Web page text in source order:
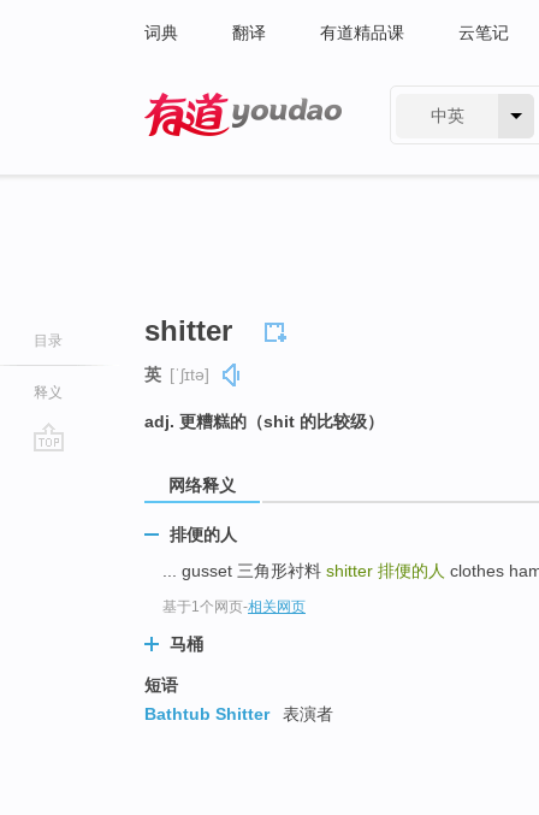
词典 翻译 有道精品课 云笔记
中英
目录
释义
shitter
英 [ˈʃɪtə]
adj. 更糟糕的（shit 的比较级）
网络释义
排便的人
... gusset 三角形衬料 shitter 排便的人 clothes
基于1个网页-相关网页
马桶
短语
Bathtub Shitter
表演者